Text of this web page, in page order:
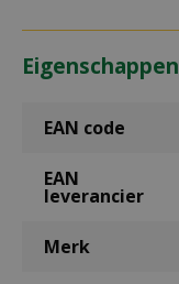
Eigenschappen
EAN code
EAN
leverancier
Merk